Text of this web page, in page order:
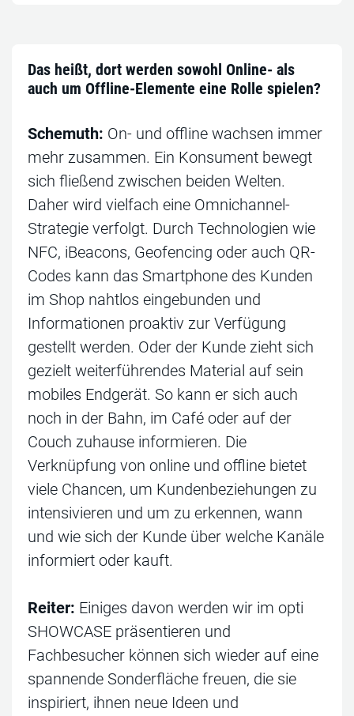
Das heißt, dort werden sowohl Online- als
auch um Offline-Elemente eine Rolle spielen?
Schemuth: On- und offline wachsen immer
mehr zusammen. Ein Konsument bewegt
sich fließend zwischen beiden Welten.
Daher wird vielfach eine Omnichannel-
Strategie verfolgt. Durch Technologien wie
NFC, iBeacons, Geofencing oder auch QR-
Codes kann das Smartphone des Kunden
im Shop nahtlos eingebunden und
Informationen proaktiv zur Verfügung
gestellt werden. Oder der Kunde zieht sich
gezielt weiterführendes Material auf sein
mobiles Endgerät. So kann er sich auch
noch in der Bahn, im Café oder auf der
Couch zuhause informieren. Die
Verknüpfung von online und offline bietet
viele Chancen, um Kundenbeziehungen zu
intensivieren und um zu erkennen, wann
und wie sich der Kunde über welche Kanäle
informiert oder kauft.
Reiter: Einiges davon werden wir im opti
SHOWCASE präsentieren und
Fachbesucher können sich wieder auf eine
spannende Sonderfläche freuen, die sie
inspiriert, ihnen neue Ideen und